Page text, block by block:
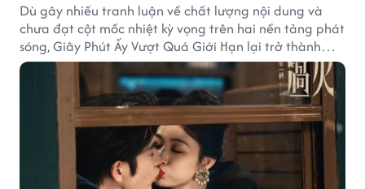
Dù gây nhiều tranh luận về chất lượng nội dung và
chưa đạt cột mốc nhiệt kỳ vọng trên hai nền tảng phát
sóng, Giây Phút Ấy Vượt Quá Giới Hạn lại trở thành
hiện tượng ở khía cạnh thương mại.